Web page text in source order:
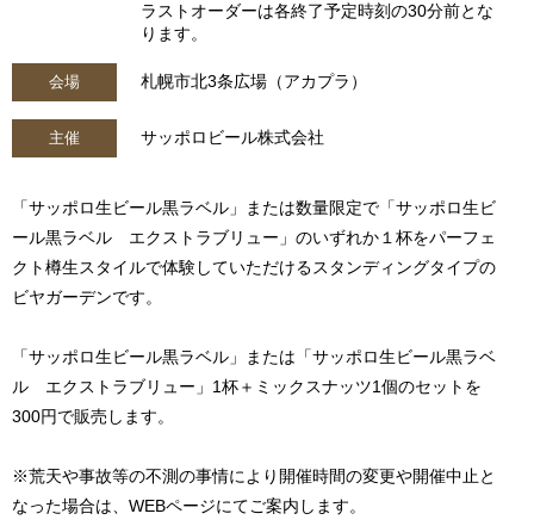
ラストオーダーは各終了予定時刻の30分前とな
ります。
会場 札幌市北3条広場（アカプラ）
主催 サッポロビール株式会社
「サッポロ生ビール黒ラベル」または数量限定で「サッポロ生ビ
ール黒ラベル エクストラブリュー」のいずれか１杯をパーフェ
クト樽生スタイルで体験していただけるスタンディングタイプの
ビヤガーデンです。
「サッポロ生ビール黒ラベル」または「サッポロ生ビール黒ラベ
ル エクストラブリュー」1杯＋ミックスナッツ1個のセットを
300円で販売します。
※荒天や事故等の不測の事情により開催時間の変更や開催中止と
なった場合は、WEBページにてご案内します。